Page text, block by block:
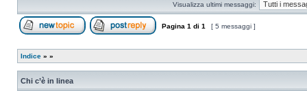
Visualizza ultimi messaggi:
Pagina 1 di 1 [ 5 messaggi ]
Indice » »
Chi c’è in linea